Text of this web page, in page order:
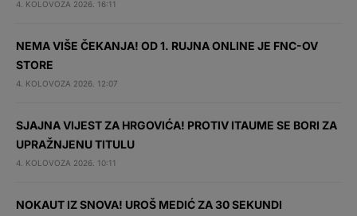
4. KOLOVOZA 2026. 16:11
NEMA VIŠE ČEKANJA! OD 1. RUJNA ONLINE JE FNC-OV
STORE
4. KOLOVOZA 2026. 12:07
SJAJNA VIJEST ZA HRGOVIĆA! PROTIV ITAUME SE BORI ZA
UPRAŽNJENU TITULU
4. KOLOVOZA 2026. 10:11
NOKAUT IZ SNOVA! UROŠ MEDIĆ ZA 30 SEKUNDI